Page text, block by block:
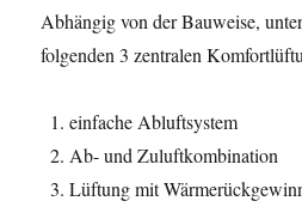
Abhängig von der Bauweise,
folgenden 3 zentralen
einfache Abluftsystem
Ab- und Zuluftkombination
Lüftung mit